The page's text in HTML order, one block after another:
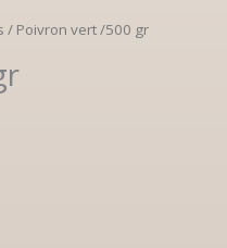
/ Poivron vert /500 gr